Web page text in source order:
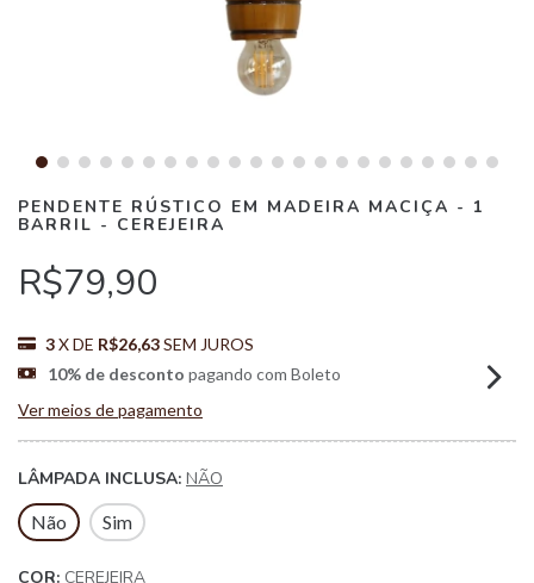
PENDENTE RÚSTICO EM MADEIRA MACIÇA - 1
BARRIL - CEREJEIRA
R$79,90
3X DE R$26,63SEM JUROS
10% de desconto pagando com Boleto
Ver meios de pagamento
LÂMPADA INCLUSA: NÃO
Não
Sim
COR: CEREJEIRA